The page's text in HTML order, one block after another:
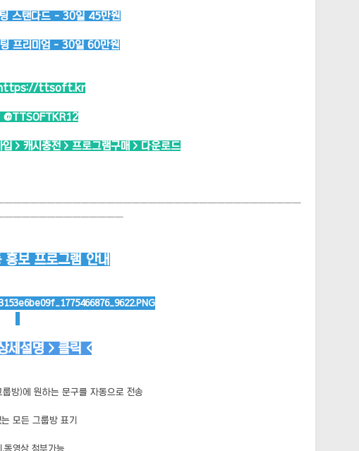
스탠다드 - 30일 45만원
프리미엄 - 30일 60만원
ttsoft.kr
@TTSOFTKR12
> 캐시충전 > 프로그램구매 > 다운로드
홍보 프로그램 안내
세설명 > 클릭 <
방)에 원하는 문구를 자동으로 전송
모든 그룹방 표기
,동영상 첨부가능